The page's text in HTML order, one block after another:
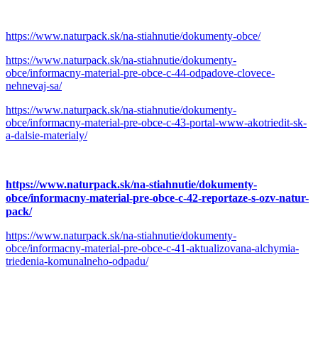
https://www.naturpack.sk/na-stiahnutie/dokumenty-obce/
https://www.naturpack.sk/na-stiahnutie/dokumenty-
obce/informacny-material-pre-obce-c-44-odpadove-clovece-
nehnevaj-sa/
https://www.naturpack.sk/na-stiahnutie/dokumenty-
obce/informacny-material-pre-obce-c-43-portal-www-akotriedit-sk-
a-dalsie-materialy/
https://www.naturpack.sk/na-stiahnutie/dokumenty-
obce/informacny-material-pre-obce-c-42-reportaze-s-ozv-natur-
pack/
https://www.naturpack.sk/na-stiahnutie/dokumenty-
obce/informacny-material-pre-obce-c-41-aktualizovana-alchymia-
triedenia-komunalneho-odpadu/